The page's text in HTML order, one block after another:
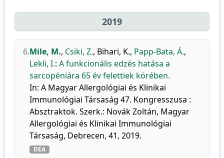
2019
6.Mile, M., Csiki, Z., Bihari, K., Papp-Bata, Á.,
Lekli, I.: A funkcionális edzés hatása a
sarcopéniára 65 év felettiek körében.
In: A Magyar Allergológiai és Klinikai
Immunológiai Társaság 47. Kongresszusa :
Absztraktok. Szerk.: Novák Zoltán, Magyar
Allergológiai és Klinikai Immunológiai
Társaság, Debrecen, 41, 2019.
DEA